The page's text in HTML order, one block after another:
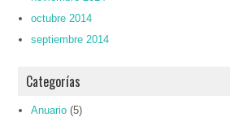
octubre 2014
septiembre 2014
Categorías
Anuario (5)